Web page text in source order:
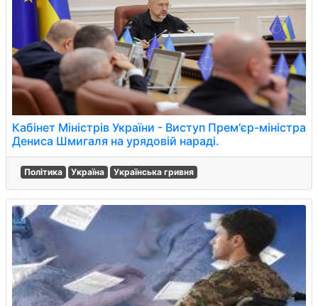
Кабінет Міністрів України - Виступ Прем'єр-міністра
Дениса Шмигаля на урядовій нараді.
Політика Україна Українська гривня